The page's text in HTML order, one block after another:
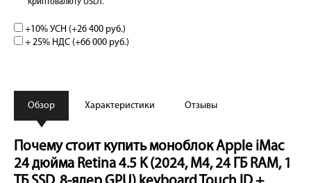
криптовалюту USDT.
+10% УСН (+26 400 руб.)
+ 25% НДС (+66 000 руб.)
Обзор Характеристики Отзывы
Почему стоит купить моноблок Apple iMac
24 дюйма Retina 4.5 K (2024, M4, 24 ГБ RAM, 1